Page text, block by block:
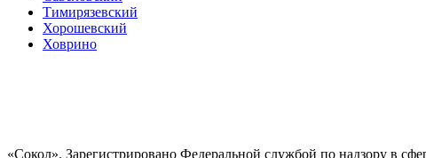
Тимирязевский
Хорошевский
Ховрино
«Сокол». Зарегистрировано Федеральной службой по надзору в